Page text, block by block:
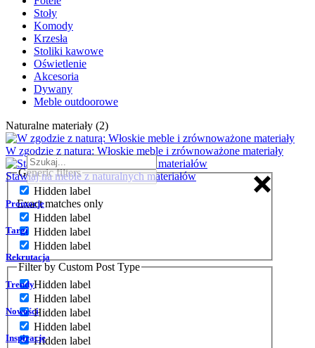
Generic filters
Hidden label
Exact matches only
Hidden label
Hidden label
Hidden label
Filter by Custom Post Type
Hidden label
Hidden label
Hidden label
Hidden label
Hidden label
Stoły
Komody
Krzesła
Stoliki kawowe
Oświetlenie
Akcesoria
Dywany
Meble outdoorowe
Naturalne materiały (2)
W zgodzie z naturą: Włoskie meble i zrównoważone materiały
Stawiaj na meble z naturalnych materiałów
Promocje
Targi
Rekrutacja
Trendy
Nowości
Inspiracje